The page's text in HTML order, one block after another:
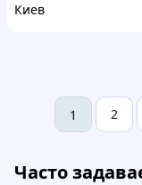
Киев
1 2
Часто